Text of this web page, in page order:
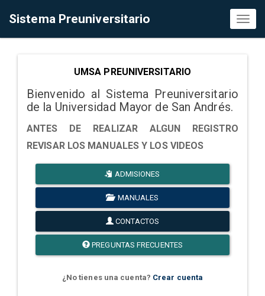
Sistema Preuniversitario
UMSA PREUNIVERSITARIO
Bienvenido al Sistema Preuniversitario
de la Universidad Mayor de San Andrés.
ANTES DE REALIZAR ALGUN REGISTRO
REVISAR LOS MANUALES Y LOS VIDEOS
ADMISIONES
MANUALES
CONTACTOS
PREGUNTAS FRECUENTES
¿No tienes una cuenta? Crear cuenta